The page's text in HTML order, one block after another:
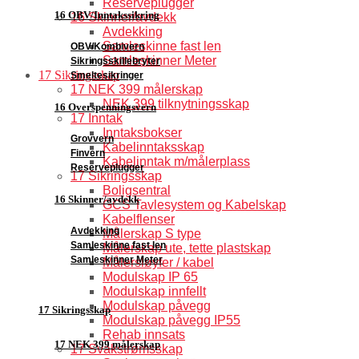
16 OBV/Inntakssikring
OBV/Kombivern
Sikringsskillebryter
Smeltesikringer
16 Overspenningsvern
Grovvern
Finvern
Reserveplugger
16 Skinner/avdekk
Avdekking
Samleskinne fast len
Samleskinner Meter
17 Sikringsskap
17 NEK 399 målerskap
Reserveplugger
16 Skinner/avdekk
Avdekking
Samleskinne fast len
Samleskinner Meter
17 Sikringsskap
17 NEK 399 målerskap
NEK 399 tilknytningsskap
17 Inntak
Inntaksbokser
Kabelinntaksskap
Kabelinntak m/målerplass
17 Sikringsskap
Boligsentral
GCS Tavlesystem og Kabelskap
Kabelflenser
Målerskap S type
Målerskap ute, tette plastskap
Målersløyfer / kabel
Modulskap IP 65
Modulskap innfellt
Modulskap påvegg
Modulskap påvegg IP55
Rehab innsats
17 Svakstrømsskap